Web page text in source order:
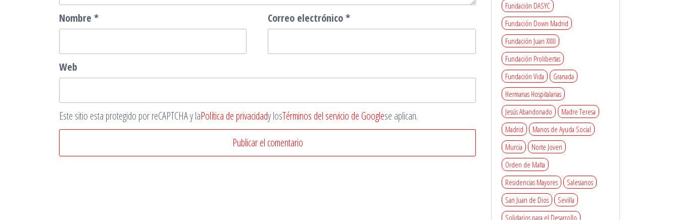
Nombre * Correo electrónico*
Web
Este sitio esta protegido por reCAPTCHA y laPolítica de privacidady losTérminos del servicio de Googlese aplican.
Fundación DASYC
Fundación Down Madrid
Fundación Juan XXIII
Fundación Prolibertas
Fundación Vida
Granada
Hermanas Hospitalarias
Jesús Abandonado
Madre Teresa
Madrid
Manos de Ayuda Social
Murcia
Norte Joven
Orden de Malta
Residencias Mayores
Salesianos
San Juan de Dios
Sevilla
Solidarios para el Desarrollo